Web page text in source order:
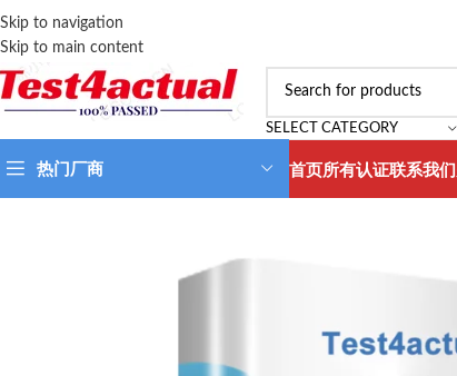
Skip to navigation
Skip to main content
SELECT CATEGORY
热门厂商 首页所有认证联系我们